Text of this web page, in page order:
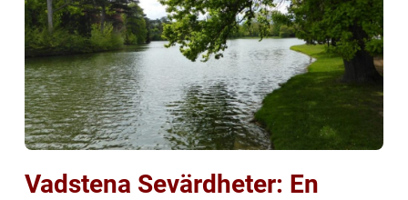
Vadstena Sevärdheter: En